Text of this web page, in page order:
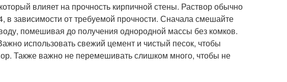
влияет на прочность кирпичной стены. Раствор обычно
в зависимости от требуемой прочности. Сначала смешайте
помешивая до получения однородной массы без комков.
использовать свежий цемент и чистый песок, чтобы
Также важно не перемешивать слишком много, чтобы не